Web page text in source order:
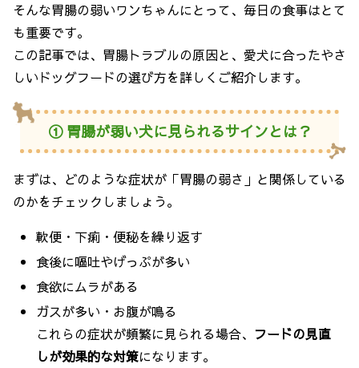
そんな胃腸の弱いワンちゃんにとって、毎日の食事はとて
も重要です。
この記事では、胃腸トラブルの原因と、愛犬に合ったやさ
しいドッグフードの選び方を詳しくご紹介します。
① 胃腸が弱い犬に見られるサインとは？
まずは、どのような症状が「胃腸の弱さ」と関係している
のかをチェックしましょう。
軟便・下痢・便秘を繰り返す
食後に嘔吐やげっぷが多い
食欲にムラがある
ガスが多い・お腹が鳴る
これらの症状が頻繁に見られる場合、 フードの見直
しが効果的な対策になります。